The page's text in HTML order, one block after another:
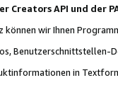
Creators API und der
können wir Ihnen
Benutzerschnittstellen-
in